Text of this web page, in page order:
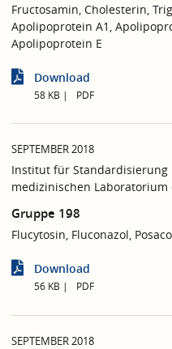
Fructosamin, Cholesterin,
Apolipoprotein A1,
Apolipoprotein E
Download
58 KB PDF
SEPTEMBER 2018
Institut für Standardisierung
medizinischen Laboratorium
Gruppe 198
Flucytosin, Fluconazol,
Download
56 KB PDF
SEPTEMBER 2018